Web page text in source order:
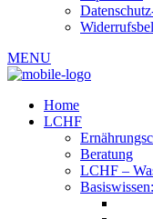
MENU
Home
LCHF
Beratung
LCHF –